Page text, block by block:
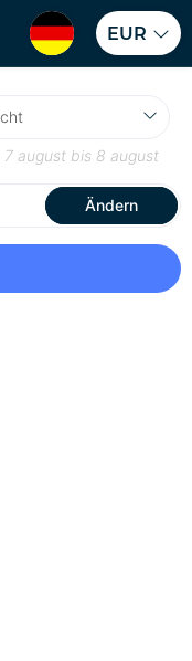
EUR
7 august bis 8 august
Ändern